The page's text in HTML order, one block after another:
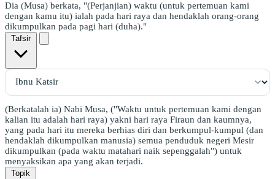
Dia (Musa) berkata, "(Perjanjian) waktu (untuk pertemuan kami
dengan kamu itu) ialah pada hari raya dan hendaklah orang-orang
dikumpulkan pada pagi hari (duha)."
Tafsir
(Berkatalah ia) Nabi Musa, ("Waktu untuk pertemuan kami dengan
kalian itu adalah hari raya) yakni hari raya Firaun dan kaumnya,
yang pada hari itu mereka berhias diri dan berkumpul-kumpul (dan
hendaklah dikumpulkan manusia) semua penduduk negeri Mesir
dikumpulkan (pada waktu matahari naik sepenggalah") untuk
menyaksikan apa yang akan terjadi.
Topik